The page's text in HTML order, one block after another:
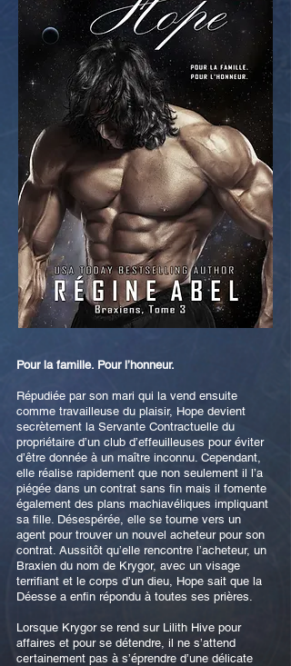
Pour la famille. Pour l’honneur.
Répudiée par son mari qui la vend ensuite
comme travailleuse du plaisir, Hope devient
secrètement la Servante Contractuelle du
propriétaire d’un club d’effeuilleuses pour éviter
d’être donnée à un maître inconnu. Cependant,
elle réalise rapidement que non seulement il l’a
piégée dans un contrat sans fin mais il fomente
également des plans machiavéliques impliquant
sa fille. Désespérée, elle se tourne vers un
agent pour trouver un nouvel acheteur pour son
contrat. Aussitôt qu’elle rencontre l’acheteur, un
Braxien du nom de Krygor, avec un visage
terrifiant et le corps d’un dieu, Hope sait que la
Déesse a enfin répondu à toutes ses prières.
Lorsque Krygor se rend sur Lilith Hive pour
affaires et pour se détendre, il ne s’attend
certainement pas à s’éprendre d’une délicate